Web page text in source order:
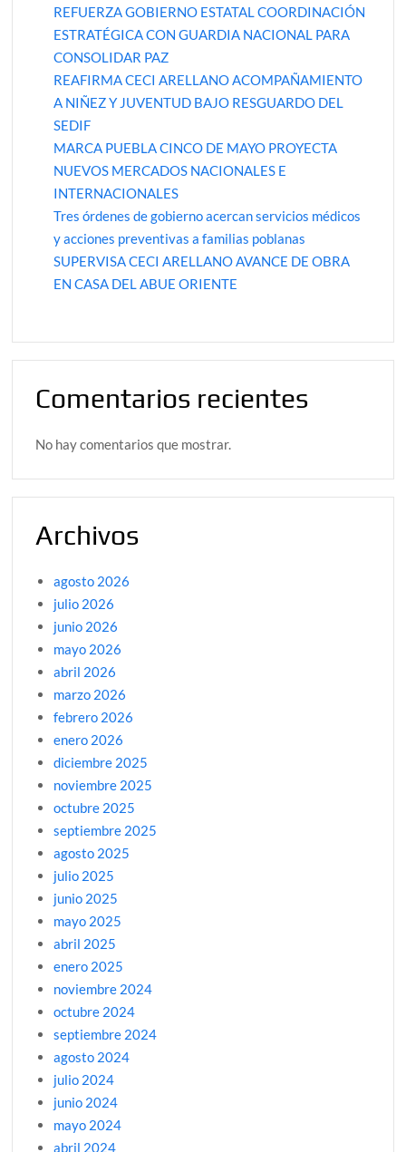
REFUERZA GOBIERNO ESTATAL COORDINACIÓN
ESTRATÉGICA CON GUARDIA NACIONAL PARA
CONSOLIDAR PAZ
REAFIRMA CECI ARELLANO ACOMPAÑAMIENTO
A NIÑEZ Y JUVENTUD BAJO RESGUARDO DEL
SEDIF
MARCA PUEBLA CINCO DE MAYO PROYECTA
NUEVOS MERCADOS NACIONALES E
INTERNACIONALES
Tres órdenes de gobierno acercan servicios médicos
y acciones preventivas a familias poblanas
SUPERVISA CECI ARELLANO AVANCE DE OBRA
EN CASA DEL ABUE ORIENTE
Comentarios recientes
No hay comentarios que mostrar.
Archivos
agosto 2026
julio 2026
junio 2026
mayo 2026
abril 2026
marzo 2026
febrero 2026
enero 2026
diciembre 2025
noviembre 2025
octubre 2025
septiembre 2025
agosto 2025
julio 2025
junio 2025
mayo 2025
abril 2025
enero 2025
noviembre 2024
octubre 2024
septiembre 2024
agosto 2024
julio 2024
junio 2024
mayo 2024
abril 2024